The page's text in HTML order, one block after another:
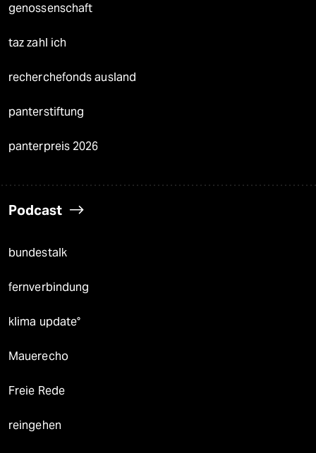
genossenschaft
taz zahl ich
recherchefonds ausland
panterstiftung
panterpreis 2026
Podcast
bundestalk
fernverbindung
klima update°
Mauerecho
Freie Rede
reingehen